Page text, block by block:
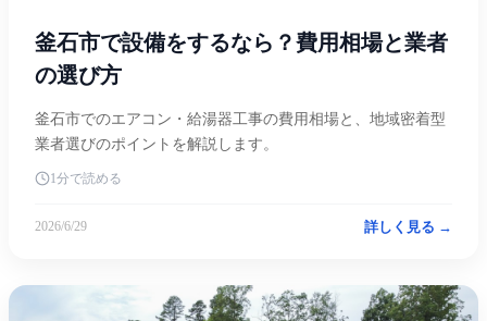
釜石市で設備をするなら？費用相場と業者
の選び方
釜石市でのエアコン・給湯器工事の費用相場と、地域密着型
業者選びのポイントを解説します。
1分で読める
2026/6/29 詳しく見る →